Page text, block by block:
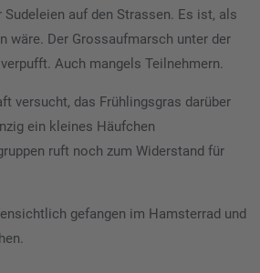
auf den Strassen. Es ist, als
wäre. Der Grossaufmarsch unter der
Auch mangels Teilnehmern.
versucht, das Frühlingsgras darüber
ein kleines Häufchen
ruft noch zum Widerstand für
gefangen im Hamsterrad und